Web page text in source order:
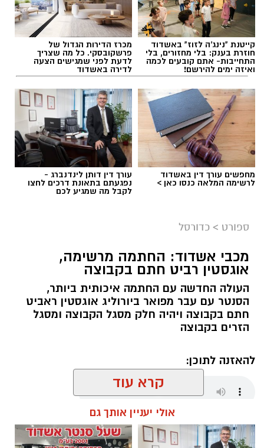
קייטנת "נינג'ה לזוז" באשדוד
חוזרת בענק: בלי מחזורים, בלי
התחייבות- אתם קובעים לכמה
ואיזה ימים להירשם!
מכרז הדירות הגדול של
פרשקובסקי. כל מה שצריך
לדעת לפני שמגישים הצעה
לדירה באשדוד
מחפשים עורך דין באשדוד
לרשימה המלאה כנסו כאן >
עורך דין דותן לינדנברג -
נפגעתם בתאונת דרכים לחצו
לקבל מה שמגיע לכם
ספורט > כדורסל
מכבי אשדוד: החתמה מרשימה,
אוגסטין רביט חתם בקבוצה
העולה החדשה עם החתמה איכותית ביותר,
הסנטר עם עבר מפואר ביורוליג אוגסטין ראביט
חתם בקבוצה ויהיה חלק מסגל הקבוצה ומסגל
הזרים בקבוצה
להאזנה לתוכן:
שחר כחלון / 16:29 05.08.26
קרא עוד
אולי יעניין אותך גם